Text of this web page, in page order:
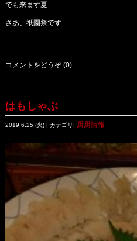
でも来ます夏
さあ、祇園祭です
コメントをどうぞ (0)
はもしゃぶ
2019.6.25 (火) | カテゴリ: 厨厨情報